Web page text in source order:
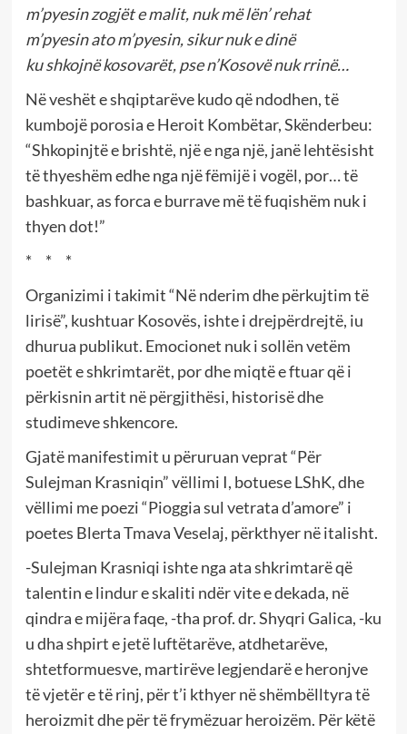
m’pyesin zogjët e malit, nuk më lën’ rehat
m’pyesin ato m’pyesin, sikur nuk e dinë
ku shkojnë kosovarët, pse n’Kosovë nuk rrinë…
Në veshët e shqiptarëve kudo që ndodhen, të
kumbojë porosia e Heroit Kombëtar, Skënderbeu:
“Shkopinjtë e brishtë, një e nga një, janë lehtësisht
të thyeshëm edhe nga një fëmijë i vogël, por… të
bashkuar, as forca e burrave më të fuqishëm nuk i
thyen dot!”
* * *
Organizimi i takimit “Në nderim dhe përkujtim të
lirisë”, kushtuar Kosovës, ishte i drejpërdrejtë, iu
dhurua publikut. Emocionet nuk i sollën vetëm
poetët e shkrimtarët, por dhe miqtë e ftuar që i
përkisnin artit në përgjithësi, historisë dhe
studimeve shkencore.
Gjatë manifestimit u përuruan veprat “Për
Sulejman Krasniqin” vëllimi I, botuese LShK, dhe
vëllimi me poezi “Pioggia sul vetrata d’amore” i
poetes Blerta Tmava Veselaj, përkthyer në italisht.
-Sulejman Krasniqi ishte nga ata shkrimtarë që
talentin e lindur e skaliti ndër vite e dekada, në
qindra e mijëra faqe, -tha prof. dr. Shyqri Galica, -ku
u dha shpirt e jetë luftëtarëve, atdhetarëve,
shtetformuesve, martirëve legjendarë e heronjve
të vjetër e të rinj, për t’i kthyer në shëmbëlltyra të
heroizmit dhe për të frymëzuar heroizëm. Për këtë